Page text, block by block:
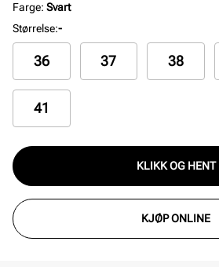
Farge: Svart
Størrelse:-
36 37 38
41
KLIKK OG HENT
KJØP ONLINE